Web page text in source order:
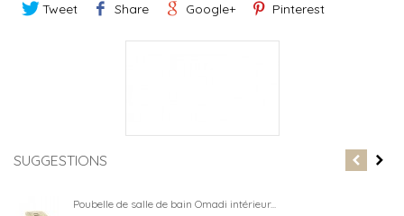
Tweet Share Google+ Pinterest
SUGGESTIONS
Poubelle de salle de bain Omadi intérieur...